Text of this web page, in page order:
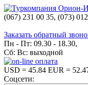
(067) 231 00 35, (073)
Заказать обратный
Пн - Пт: 09.30 - 18.30,
Сб: Вс: выходной
USD = 45.84 EUR =
Соцсети: